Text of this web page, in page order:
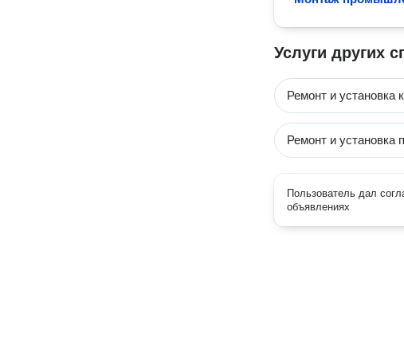
Услуги других
Ремонт и установка
Ремонт и
Пользователь дал
объявлениях